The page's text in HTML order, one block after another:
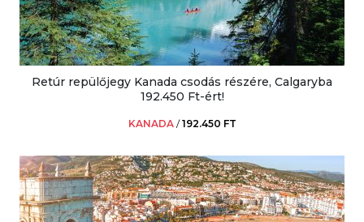
Retúr repülőjegy Kanada csodás részére, Calgaryba
192.450 Ft-ért!
KANADA /192.450 FT